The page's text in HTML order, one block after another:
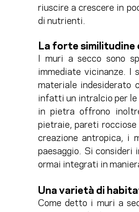
riuscire a crescere in
di nutrienti.
La forte
I muri a secco sono
immediate vicinanze. I
materiale indesiderato
infatti un intralcio per le
in pietra offrono
pietraie, pareti rocciose
creazione antropica, i
paesaggio. Si consideri
ormai integrati in
Una varietà di
Come detto i muri a